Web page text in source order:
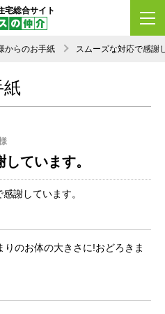
宅総合サイト
からのお手紙 スムーズな対応で感謝
ています。
謝しています。
のお体の大きさに!おどろきま